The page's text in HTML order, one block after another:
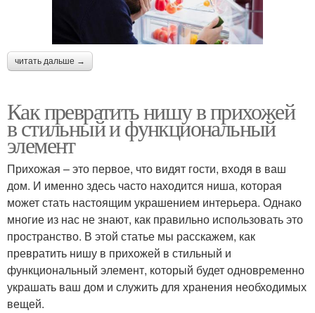
читать дальше →
Как превратить нишу в прихожей
в стильный и функциональный
элемент
Прихожая – это первое, что видят гости, входя в ваш
дом. И именно здесь часто находится ниша, которая
может стать настоящим украшением интерьера. Однако
многие из нас не знают, как правильно использовать это
пространство. В этой статье мы расскажем, как
превратить нишу в прихожей в стильный и
функциональный элемент, который будет одновременно
украшать ваш дом и служить для хранения необходимых
вещей.